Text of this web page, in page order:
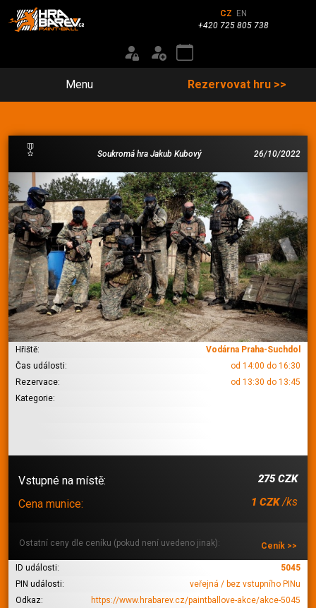
CZ
EN
+420 725 805 738
Menu Rezervovat hru >>
26/10/2022
Soukromá hra Jakub Kubový
Hřiště:
Vodárna Praha-Suchdol
Čas události:
od 14:00 do 16:30
Rezervace:
od 13:30 do 13:45
Kategorie:
Vstupné na místě: 275 CZK
Cena munice: 1 CZK/ks
Ostatní ceny dle ceníku (pokud není uvedeno jinak): Ceník >>
ID události:
5045
PIN události:
veřejná / bez vstupního PINu
Odkaz:
https://www.hrabarev.cz/paintballove-akce/akce-5045